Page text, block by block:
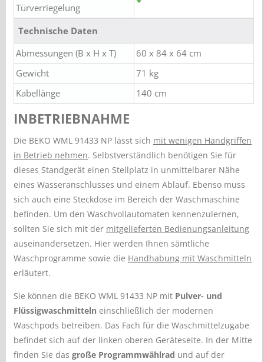
Türverriegelung
Technische Daten
Abmessungen (B x H x T)
60 x 84 x 64 cm
Gewicht
71 kg
Kabellänge
140 cm
INBETRIEBNAHME
Die BEKO WML 91433 NP lässt sich mit wenigen Handgriffen
in Betrieb nehmen. Selbstverständlich benötigen Sie für
dieses Standgerät einen Stellplatz in unmittelbarer Nähe
eines Wasseranschlusses und einem Ablauf. Ebenso muss
sich auch eine Steckdose im Bereich der Waschmaschine
befinden. Um den Waschvollautomaten kennenzulernen,
sollten Sie sich mit der mitgelieferten Bedienungsanleitung
auseinandersetzen. Hier werden Ihnen sämtliche
Waschprogramme sowie die Handhabung mit Waschmitteln
erläutert.
Sie können die BEKO WML 91433 NP mit Pulver- und
Flüssigwaschmitteln einschließlich der modernen
Waschpods betreiben. Das Fach für die Waschmittelzugabe
befindet sich auf der linken oberen Geräteseite. In der Mitte
finden Sie dasgroße Programmwählrad und auf der